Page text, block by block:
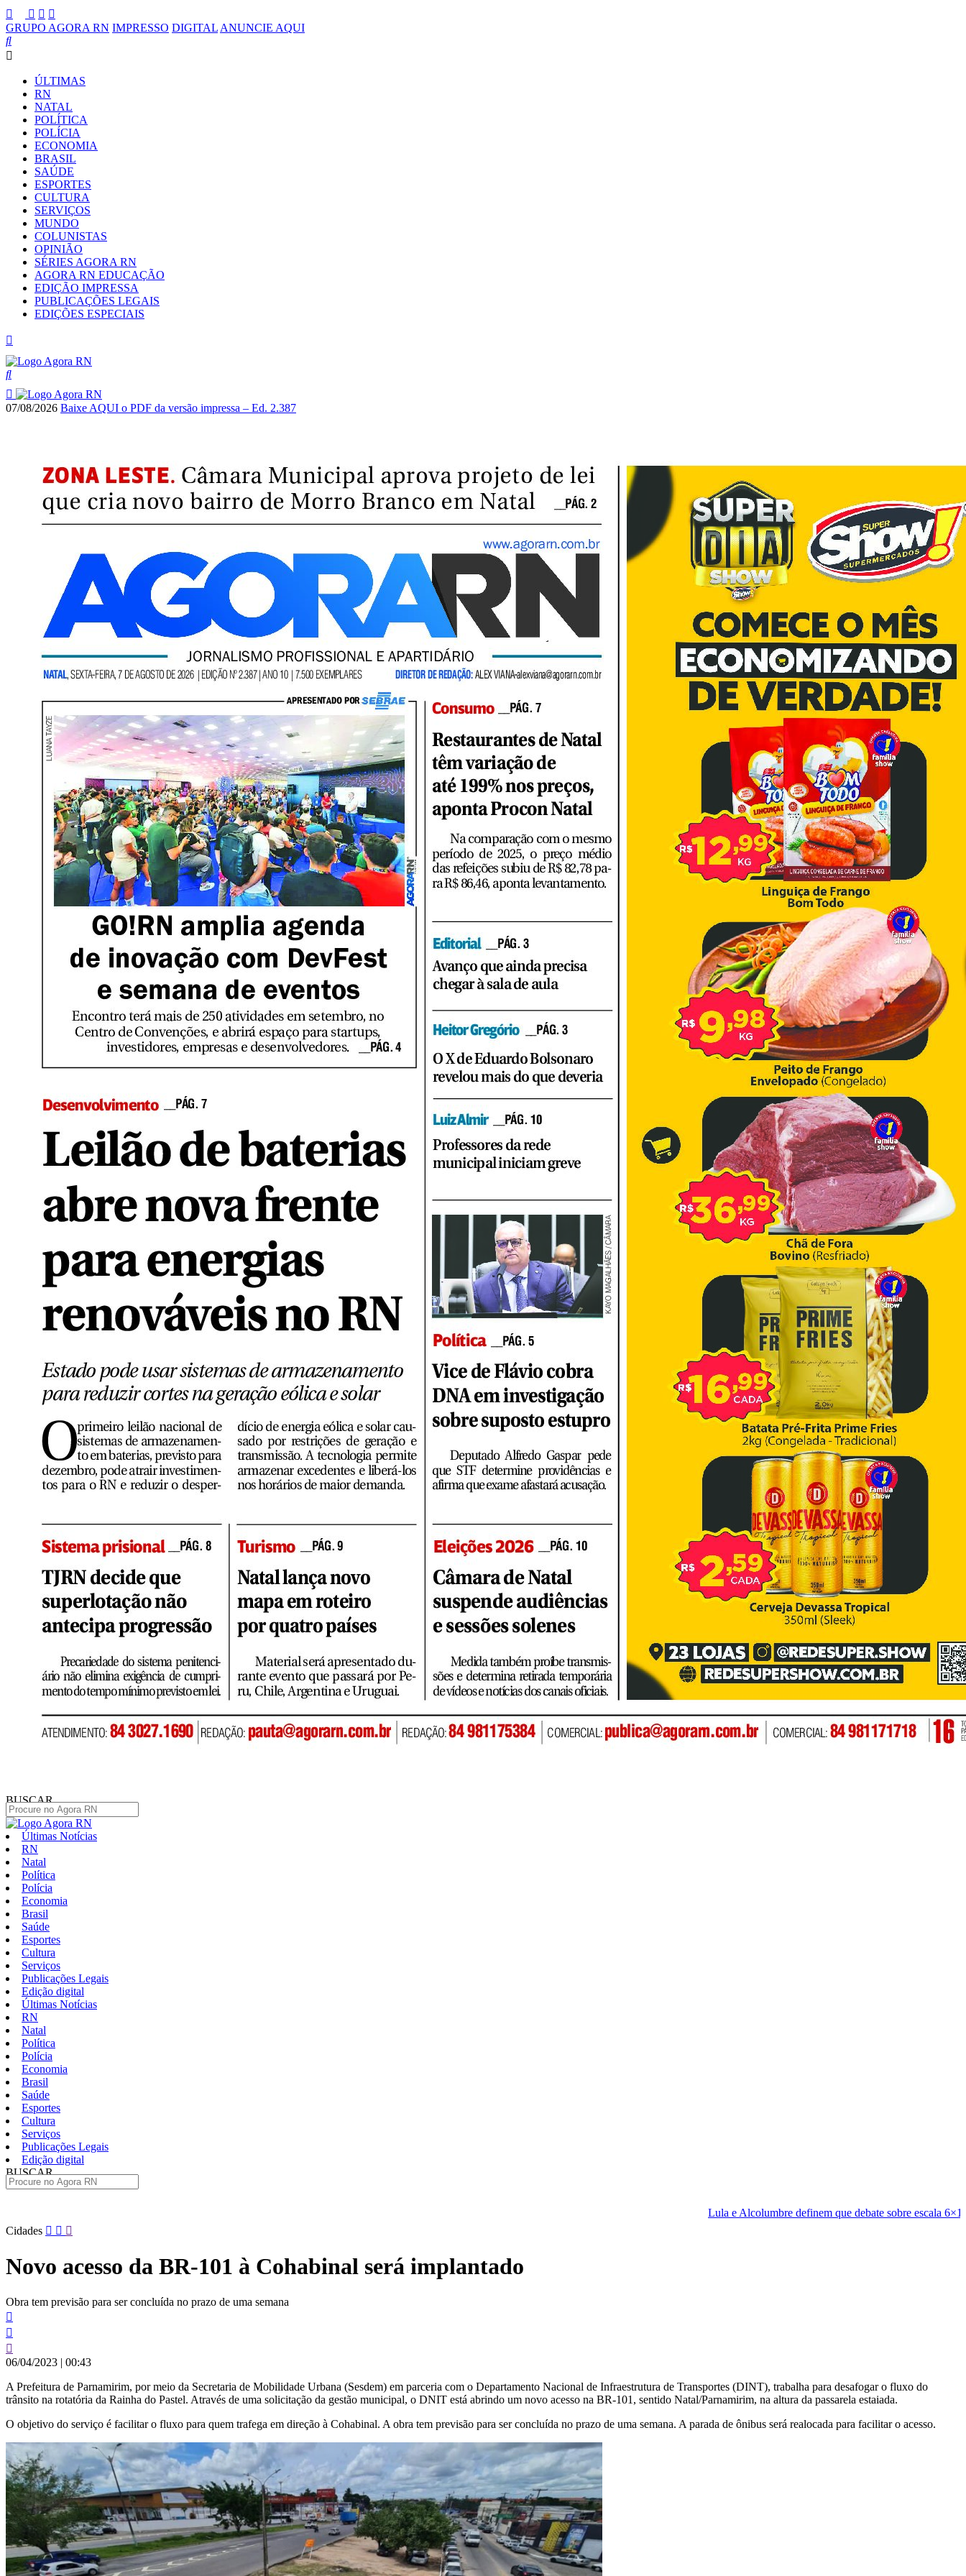
GRUPO AGORA RN IMPRESSO DIGITAL ANUNCIE AQUI
ÚLTIMAS
RN
NATAL
POLÍTICA
POLÍCIA
ECONOMIA
BRASIL
SAÚDE
ESPORTES
CULTURA
SERVIÇOS
MUNDO
COLUNISTAS
OPINIÃO
SÉRIES AGORA RN
AGORA RN EDUCAÇÃO
EDIÇÃO IMPRESSA
PUBLICAÇÕES LEGAIS
EDIÇÕES ESPECIAIS
07/08/2026 Baixe AQUI o PDF da versão impressa – Ed. 2.387
BUSCAR
Últimas Notícias
RN
Natal
Política
Polícia
Economia
Brasil
Saúde
Esportes
Cultura
Serviços
Publicações Legais
Edição digital
Últimas Notícias
RN
Natal
Política
Polícia
Economia
Brasil
Saúde
Esportes
Cultura
Serviços
Publicações Legais
Edição digital
BUSCAR
Lula e Alcolumbre definem que debate sobre escala 6×1 fica para depois
Pular
conteúdo
Cidades
Novo acesso da BR-101 à Cohabinal será implantado
Obra tem previsão para ser concluída no prazo de uma semana
06/04/2023 | 00:43
A Prefeitura de Parnamirim, por meio da Secretaria de Mobilidade Urbana (Sesdem) em parceria com o Departamento Nacional de Infraestrutura de Transportes (DINT), trabalha para desafogar o fluxo do
trânsito na rotatória da Rainha do Pastel. Através de uma solicitação da gestão municipal, o DNIT está abrindo um novo acesso na BR-101, sentido Natal/Parnamirim, na altura da passarela estaiada.
O objetivo do serviço é facilitar o fluxo para quem trafega em direção à Cohabinal. A obra tem previsão para ser concluída no prazo de uma semana. A parada de ônibus será realocada para facilitar o acesso.